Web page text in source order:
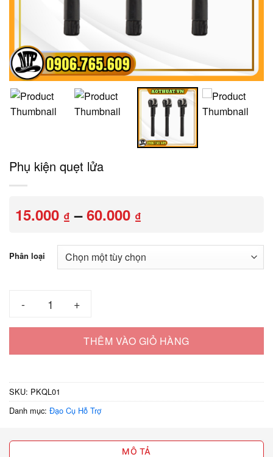
Phụ kiện quẹt lửa
15.000 ₫ – 60.000 ₫
15.000 ₫
đến
Phân loại
THÊM VÀO GIỎ HÀNG
SKU: PKQL01
Danh mục: Đạo Cụ Hỗ Trợ
MÔ TẢ